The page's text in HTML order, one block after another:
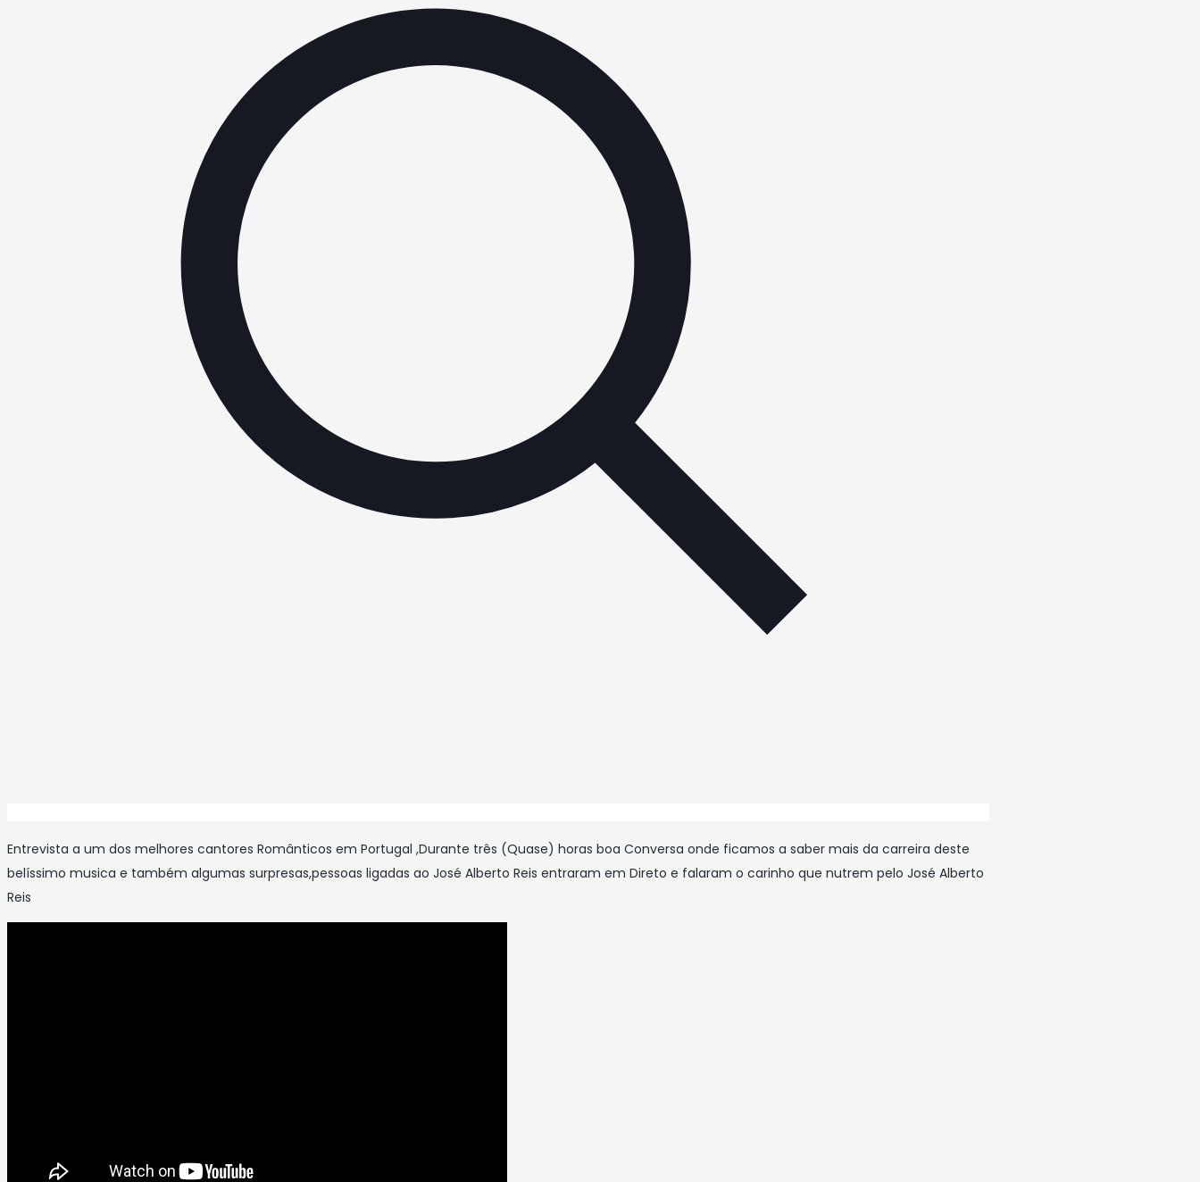
Entrevista a um dos melhores cantores Românticos em Portugal ,Durante três (Quase) horas boa Conversa onde ficamos a saber mais da carreira deste
belíssimo musica e também algumas surpresas,pessoas ligadas ao José Alberto Reis entraram em Direto e falaram o carinho que nutrem pelo José Alberto
Reis